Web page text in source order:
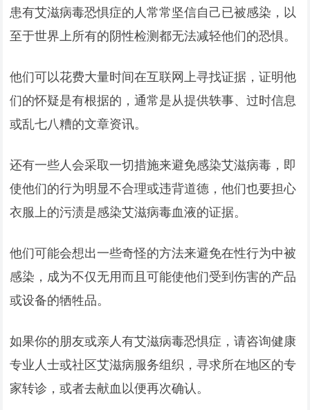
患有艾滋病毒恐惧症的人常常坚信自己已被感染，以
至于世界上所有的阴性检测都无法减轻他们的恐惧。
他们可以花费大量时间在互联网上寻找证据，证明他
们的怀疑是有根据的，通常是从提供轶事、过时信息
或乱七八糟的文章资讯。
还有一些人会采取一切措施来避免感染艾滋病毒，即
使他们的行为明显不合理或违背道德，他们也要担心
衣服上的污渍是感染艾滋病毒血液的证据。
他们可能会想出一些奇怪的方法来避免在性行为中被
感染，成为不仅无用而且可能使他们受到伤害的产品
或设备的牺牲品。
如果你的朋友或亲人有艾滋病毒恐惧症，请咨询健康
专业人士或社区艾滋病服务组织，寻求所在地区的专
家转诊，或者去献血以便再次确认。